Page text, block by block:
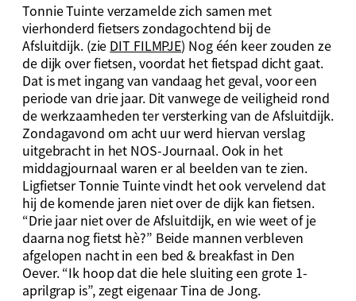
Tonnie Tuinte verzamelde zich samen met
vierhonderd fietsers zondagochtend bij de
Afsluitdijk. (zie DIT FILMPJE) Nog één keer zouden ze
de dijk over fietsen, voordat het fietspad dicht gaat.
Dat is met ingang van vandaag het geval, voor een
periode van drie jaar. Dit vanwege de veiligheid rond
de werkzaamheden ter versterking van de Afsluitdijk.
Zondagavond om acht uur werd hiervan verslag
uitgebracht in het NOS-Journaal. Ook in het
middagjournaal waren er al beelden van te zien.
Ligfietser Tonnie Tuinte vindt het ook vervelend dat
hij de komende jaren niet over de dijk kan fietsen.
“Drie jaar niet over de Afsluitdijk, en wie weet of je
daarna nog fietst hè?” Beide mannen verbleven
afgelopen nacht in een bed & breakfast in Den
Oever. “Ik hoop dat die hele sluiting een grote 1-
aprilgrap is”, zegt eigenaar Tina de Jong.